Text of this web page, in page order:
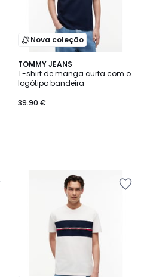
Nova coleção
TOMMY JEANS
T-shirt de manga curta com o
logótipo bandeira
39.90 €